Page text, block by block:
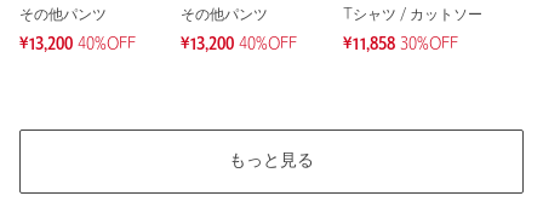
もっと見る
その他パンツ
¥13,200 40%OFF
その他パンツ
¥13,200 40%OFF
Tシャツ / カットソー
¥11,858 30%OFF
もっと見る